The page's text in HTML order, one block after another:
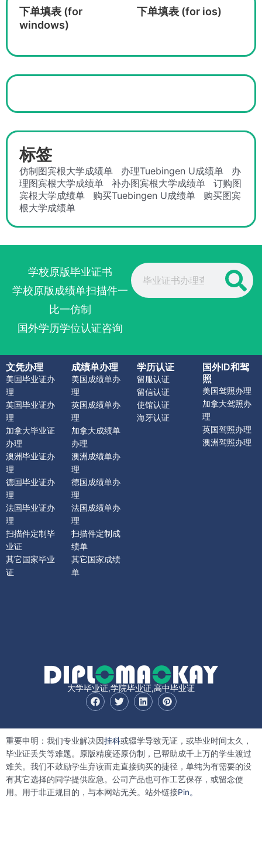
下单填表 (for
windows)
下单填表 (for ios)
标签
仿制图宾根大学成绩单 办理Tuebingen U成绩单
办
理图宾根大学成绩单
补办图宾根大学成绩单
订购图
宾根大学成绩单
购买Tuebingen U成绩单
购买图宾
根大学成绩单
学校原版毕业证书
学校原版成绩单扫描件一
比一仿制
国外学历学位认证咨询
Search
文凭办理
美国毕业证办
理
英国毕业证办
理
加拿大毕业证
办理
澳洲毕业证办
理
德国毕业证办
理
法国毕业证办
理
扫描件定制毕
业证
其它国家毕业
证
成绩单办理
美国成绩单办
理
英国成绩单办
理
加拿大成绩单
办理
澳洲成绩单办
理
德国成绩单办
理
法国成绩单办
理
扫描件定制成
绩单
其它国家成绩
单
学历认证
留服认证
留信认证
使馆认证
海牙认证
国外ID和驾
照
美国驾照办理
加拿大驾照办
理
英国驾照办理
澳洲驾照办理
大学毕业证,学院毕业证,高中毕业证
F
a
o
o
k
T
w
t
e
r
L
i
d
i
n
P
i
r
e
s
t
重要申明：我们专业解决因挂科或辍学导致无证，或毕业时间太久，
毕业证丢失等难题。原版精度还原仿制，已帮助成千上万的学生渡过
难关。我们不鼓励学生弃读而走直接购买的捷径，单纯为有需要的没
有其它选择的同学提供应急。公司产品也可作工艺保存，或留念使
用。用于非正规目的，与本网站无关。站外链接Pin。